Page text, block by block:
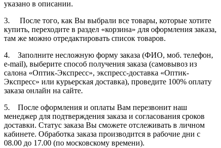
указано в описании.
3. После того, как Вы выбрали все товары, которые хотите
купить, переходите в раздел «корзина» для оформления заказа,
там же можно отредактировать список товаров.
4. Заполните несложную форму заказа (ФИО, моб. телефон,
e-mail), выберите способ получения заказа (самовывоз из
салона «Оптик-Экспресс», экспресс-доставка «Оптик-
Экспресс» или курьерская доставка), проведите 100% оплату
заказа онлайн на сайте.
5. После оформления и оплаты Вам перезвонит наш
менеджер для подтверждения заказа и согласования сроков
доставки. Статус заказа Вы сможете отслеживать в личном
кабинете. Обработка заказа производится в рабочие дни с
08.00 до 17.00 (по московскому времени).